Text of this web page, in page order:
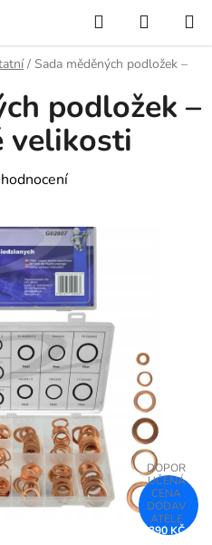
Hledat
KOŠÍK
/ Sada měděných podložek –
podložek –
velikosti
390 KČ